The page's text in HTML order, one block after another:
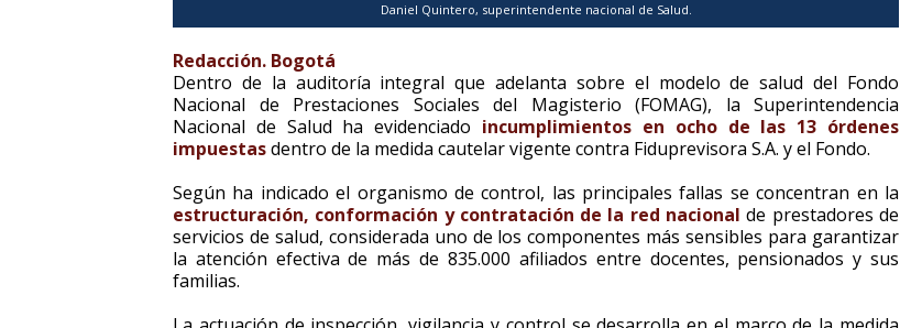
Daniel Quintero, superintendente nacional de Salud.
Redacción. Bogotá
Dentro de la auditoría integral que adelanta sobre el modelo de salud del Fondo
Nacional de Prestaciones Sociales del Magisterio (FOMAG), la Superintendencia
Nacional de Salud ha evidenciado incumplimientos en ocho de las 13 órdenes
impuestasdentro de la medida cautelar vigente contra Fiduprevisora S.A. y el Fondo.
Según ha indicado el organismo de control, las principales fallas se concentran en la
estructuración, conformación y contratación de la red nacionalde prestadores de
servicios de salud, considerada uno de los componentes más sensibles para garantizar
la atención efectiva de más de 835.000 afiliados entre docentes, pensionados y sus
familias.